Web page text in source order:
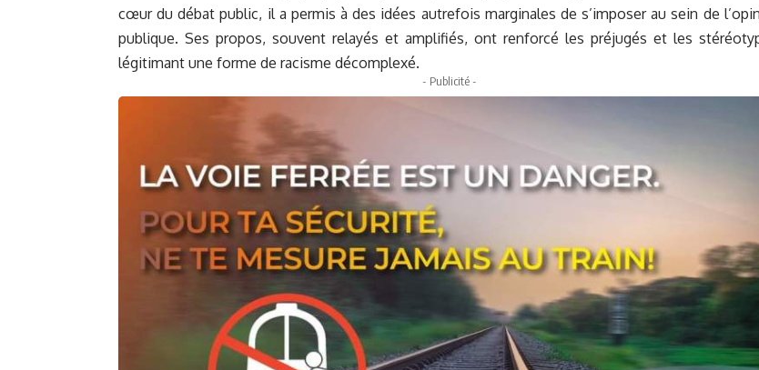
cœur du débat public, il a permis à des idées autrefois marginales de s’imposer au sein de
publique. Ses propos, souvent relayés et amplifiés, ont renforcé les préjugés et les
légitimant une forme de racisme décomplexé.
- Publicité -